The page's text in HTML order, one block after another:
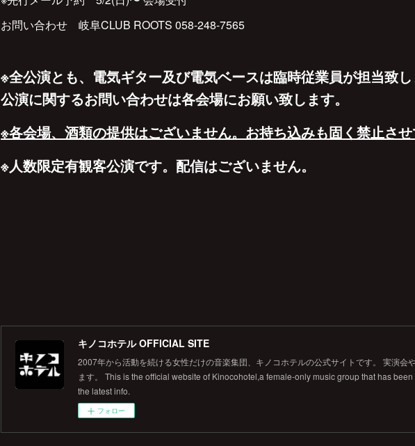
お問い合わせ 岐阜CLUB ROOTS 058-248-7565
※全公演とも、電気ギター及び電気ベースは臨時従業員が担当致し
公演に関するお問い合わせは各会場にお願い致します。
※各会場、酒類の提供はございません。お持ち込みも固く禁止させ
※人数限定有観客公演です。配信はございません。
キノコホテル OFFICIAL SITE
2007年から活動を続ける女性だけの音楽集団、キノコホテルの公式サイトです。 実演会
ます。 This is the official website of Kinocohotel,a female-only music group that has
the latest info.
フォロー